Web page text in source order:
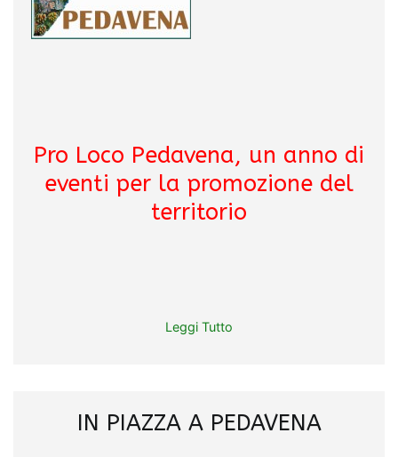
Pro Loco Pedavena, un anno di
eventi per la promozione del
territorio
Leggi Tutto
IN PIAZZA A PEDAVENA